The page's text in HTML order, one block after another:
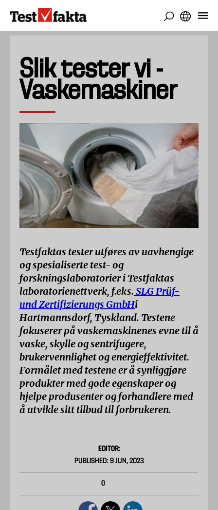
main
Slik tester vi -
Vaskemaskiner
Testfaktas tester utføres av uavhengige
og spesialiserte test- og
forskningslaboratorier i Testfaktas
laboratorienettverk, f.eks. SLG Prüf-
und Zertifizierungs GmbHi
Hartmannsdorf, Tyskland. Testene
fokuserer på vaskemaskinenes evne til å
vaske, skylle og sentrifugere,
brukervennlighet og energieffektivitet.
Formålet med testene er å synliggjøre
produkter med gode egenskaper og
hjelpe produsenter og forhandlere med
å utvikle sitt tilbud til forbrukeren.
EDITOR:
PUBLISHED: 9 JUN, 2023
0